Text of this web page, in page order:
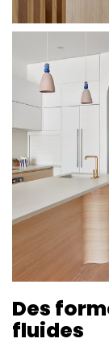
Des
fluides